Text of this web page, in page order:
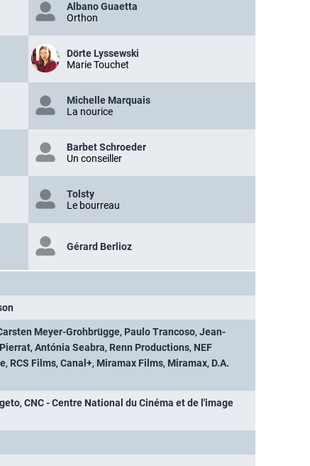
Albano Guaetta
Orthon
Dörte Lyssewski
Marie Touchet
Michelle Marquais
La nourice
Barbet Schroeder
Un conseiller
Tolsty
Le bourreau
Gérard Berlioz
Meyer-Grohbrügge, Paulo Trancoso, Jean-
, Antónia Seabra, Renn Productions, NEF
, RCS Films, Canal+, Miramax Films, Miramax, D.A.
, CNC - Centre National du Cinéma et de l'image